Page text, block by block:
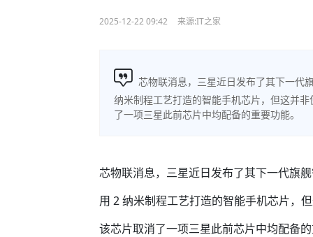
2025-12-22 09:42 来源:IT之家
芯物联消息，三星近日发布了其下一代
纳米制程工艺打造的智能手机芯片，但这并
了一项三星此前芯片中均配备的重要功能。
芯物联消息，三星近日发布了其下一代旗
用 2 纳米制程工艺打造的智能手机芯片，
该芯片取消了一项三星此前芯片中均配备